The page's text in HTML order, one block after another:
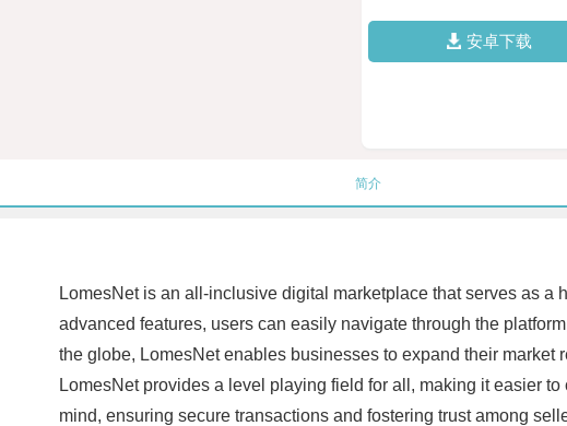
安卓下载
简介
LomesNet is an all-inclusive digital marketplace that serves as
advanced features, users can easily navigate through the
the globe, LomesNet enables businesses to expand their
LomesNet provides a level playing field for all, making it easier
mind, ensuring secure transactions and fostering trust among